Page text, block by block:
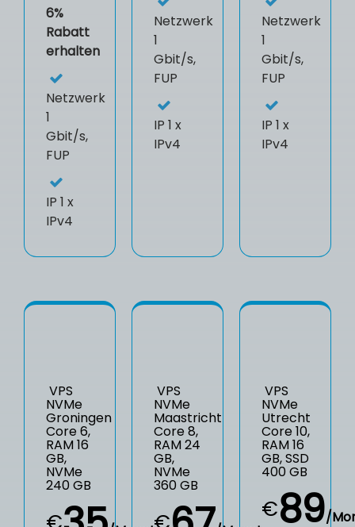
6%
Rabatt
erhalten
Netzwerk
1
Gbit/s,
FUP
IP 1 x
IPv4
Netzwerk
1
Gbit/s,
FUP
IP 1 x
IPv4
Netzwerk
1
Gbit/s,
FUP
IP 1 x
IPv4
VPS
NVMe
Groningen
Core 6,
RAM 16
GB,
NVMe
240 GB
VPS
NVMe
Maastricht
Core 8,
RAM 24
GB,
NVMe
360 GB
VPS
NVMe
Utrecht
Core 10,
RAM 16
GB, SSD
400 GB
€89/